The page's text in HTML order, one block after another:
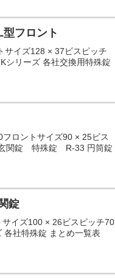
フロント
サイズ128 × 37ビスピッチ
シリーズ 各社交換用特殊錠
ロントサイズ90 × 25ビス
玄関錠 特殊錠 R-33 円筒錠
錠
イズ100 × 26ビスピッチ70
各社特殊錠 まとめ一覧表